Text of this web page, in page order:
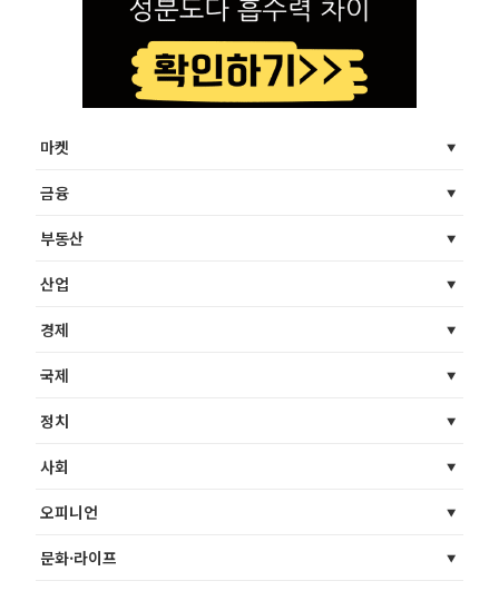
마켓
금융
부동산
산업
경제
국제
정치
사회
오피니언
문화·라이프